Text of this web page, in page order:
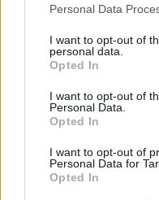
Personal Data
I want to opt-out of
personal data.
Opted In
I want to opt-out of
Personal Data.
Opted In
I want to opt-out of
Personal Data for
Opted In
Se acordó aprobar la
correspondiente al
Telemática por un
cincuenta y tres mil
(1.353.724 ptas).
100-07-10-99-14:
presupuestaria de la
correspondiente al
cuatrocientas mil